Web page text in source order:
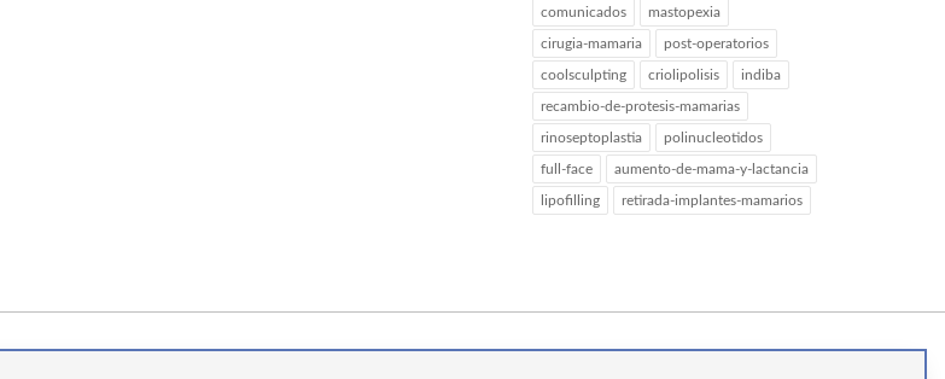
comunicados mastopexia
cirugia-mamaria post-operatorios
coolsculpting criolipolisis indiba
recambio-de-protesis-mamarias
rinoseptoplastia polinucleotidos
full-face aumento-de-mama-y-lactancia
lipofilling retirada-implantes-mamarios